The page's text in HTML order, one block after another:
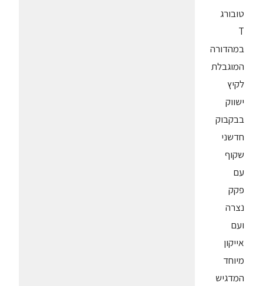
טובורג
T
במהדורה
המוגבלת
לקיץ
ישווק
בבקבוק
חדשני
שקוף
עם
פקק
נצרה
ועם
אייקון
מיוחד
המדגיש